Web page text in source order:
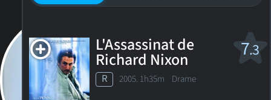
7.3
L'Assassinat de
Richard Nixon
R 2005. 1h35m Drame